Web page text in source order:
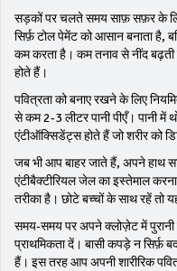
सड़कों पर चलते समय साफ़ सफ़र के
सिर्फ़ टोल पेमेंट को आसान बनाता है,
कम करता है। कम तनाव से नींद बढ़ती
होते हैं।
पवित्रता को बनाए रखने के लिए
से कम 2‑3 लीटर पानी पीएँ। पानी
एंटीऑक्सिडेंट्स होते हैं जो शरीर को
जब भी आप बाहर जाते हैं, अपने हाथ
एंटीबैक्टीरियल जेल का इस्तेमाल
तरीका है। छोटे बच्चों के साथ रहें तो
समय‑समय पर अपने क्लोज़ेट में
प्राथमिकता दें। बासी कपड़े न सिर्फ़
हैं। इस तरह आप अपनी शारीरिक